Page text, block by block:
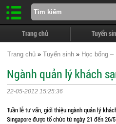
Trang chủ Tuyển
Trang chủ » Tuyển sinh » Học bổng –
Ngành quản lý khách
22-05-2012 15:25:36
Tuần lễ tư vấn, giới thiệu ngành quản lý
Singapore được tổ chức từ ngày 21 đến 26/